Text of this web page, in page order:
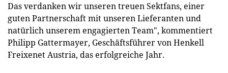
Das verdanken wir unseren treuen Sektfans, einer
guten Partnerschaft mit unseren Lieferanten und
natürlich unserem engagierten Team", kommentiert
Philipp Gattermayer, Geschäftsführer von Henkell
Freixenet Austria, das erfolgreiche Jahr.